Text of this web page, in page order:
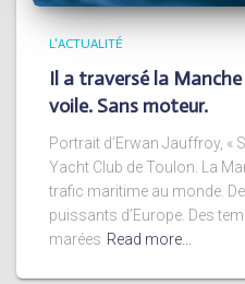
L'ACTUALITÉ
Il a traversé la
voile. Sans moteur.
Portrait d’Erwan Jauffroy, «
Yacht Club de Toulon. La
trafic maritime au monde.
puissants d’Europe. Des
marées Read more…